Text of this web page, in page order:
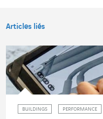
Articles liés
BUILDINGS PERFORMANCE